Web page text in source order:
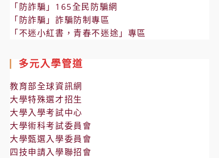
「防詐騙」165全民防騙網
「防詐騙」詐騙防制專區
「不迷小紅書，青春不迷途」專區
多元入學管道
教育部全球資訊網
大學特殊選才招生
大學入學考試中心
大學術科考試委員會
大學甄選入學委員會
四技申請入學聯招會